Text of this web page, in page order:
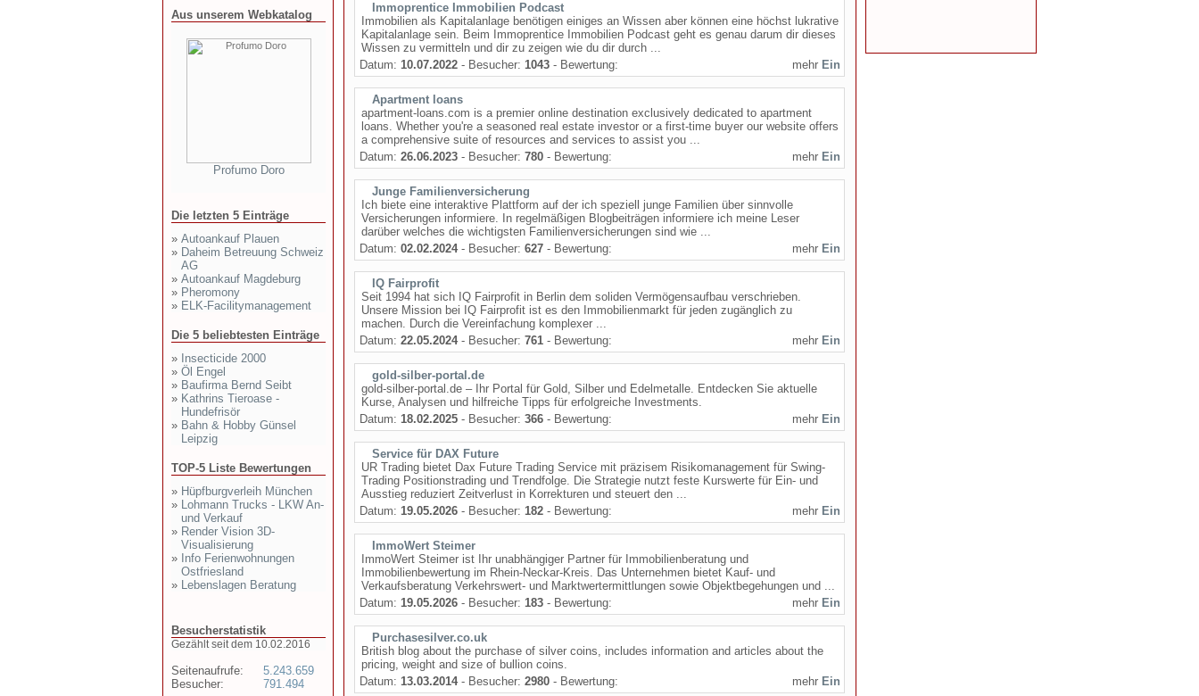
Aus unserem Webkatalog
Profumo Doro
Die letzten 5 Einträge
» Autoankauf Plauen
» Daheim Betreuung Schweiz
AG
» Autoankauf Magdeburg
» Pheromony
» ELK-Facilitymanagement
Die 5 beliebtesten Einträge
» Insecticide 2000
» Öl Engel
» Baufirma Bernd Seibt
» Kathrins Tieroase -
Hundefrisör
» Bahn & Hobby Günsel
Leipzig
TOP-5 Liste Bewertungen
» Hüpfburgverleih München
» Lohmann Trucks - LKW An-
und Verkauf
» Render Vision 3D-
Visualisierung
» Info Ferienwohnungen
Ostfriesland
» Lebenslagen Beratung
Besucherstatistik
Gezählt seit dem 10.02.2016
Seitenaufrufe:
Besucher:
5.243.659
791.494
Immoprentice Immobilien Podcast
Immobilien als Kapitalanlage benötigen einiges an Wissen aber können eine höchst lukrative
Kapitalanlage sein. Beim Immoprentice Immobilien Podcast geht es genau darum dir dieses
Wissen zu vermitteln und dir zu zeigen wie du dir durch ...
Datum: 10.07.2022 - Besucher: 1043 - Bewertung: mehr
Apartment loans
apartment-loans.com is a premier online destination exclusively dedicated to apartment
loans. Whether you're a seasoned real estate investor or a first-time buyer our website offers
a comprehensive suite of resources and services to assist you ...
Datum: 26.06.2023 - Besucher: 780 - Bewertung: mehr
Junge Familienversicherung
Ich biete eine interaktive Plattform auf der ich speziell junge Familien über sinnvolle
Versicherungen informiere. In regelmäßigen Blogbeiträgen informiere ich meine Leser
darüber welches die wichtigsten Familienversicherungen sind wie ...
Datum: 02.02.2024- Besucher: 627 - Bewertung: mehr
IQ Fairprofit
Seit 1994 hat sich IQ Fairprofit in Berlin dem soliden Vermögensaufbau verschrieben.
Unsere Mission bei IQ Fairprofit ist es den Immobilienmarkt für jeden zugänglich zu
machen. Durch die Vereinfachung komplexer ...
Datum: 22.05.2024- Besucher: 761 - Bewertung: mehr
gold-silber-portal.de
gold-silber-portal.de – Ihr Portal für Gold, Silber und Edelmetalle. Entdecken Sie aktuelle
Kurse, Analysen und hilfreiche Tipps für erfolgreiche Investments.
Datum: 18.02.2025 - Besucher: 366 - Bewertung: mehr
Service für DAX Future
UR Trading bietet Dax Future Trading Service mit präzisem Risikomanagement für Swing-
Trading Positionstrading und Trendfolge. Die Strategie nutzt feste Kurswerte für Ein- und
Ausstieg reduziert Zeitverlust in Korrekturen und steuert den ...
Datum: 19.05.2026 - Besucher: 182 - Bewertung: mehr
ImmoWert Steimer
ImmoWert Steimer ist Ihr unabhängiger Partner für Immobilienberatung und
Immobilienbewertung im Rhein-Neckar-Kreis. Das Unternehmen bietet Kauf- und
Verkaufsberatung Verkehrswert- und Marktwertermittlungen sowie Objektbegehungen und ...
Datum: 19.05.2026 - Besucher: 183 - Bewertung: mehr
Purchasesilver.co.uk
British blog about the purchase of silver coins, includes information and articles about the
pricing, weight and size of bullion coins.
Datum: 13.03.2014- Besucher: 2980 - Bewertung: mehr